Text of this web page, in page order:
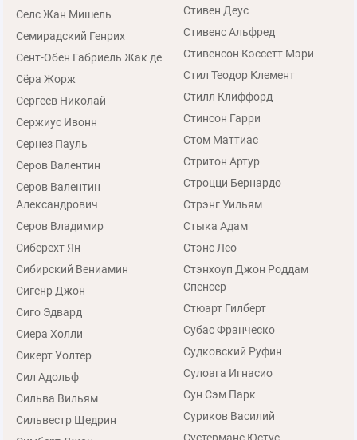
Селс Жан Мишель
Семирадский Генрих
Сент-Обен Габриель Жак де
Сёра Жорж
Сергеев Николай
Сержиус Ивонн
Сернез Пауль
Серов Валентин
Серов Валентин
Александрович
Серов Владимир
Сиберехт Ян
Сибирский Вениамин
Сигенр Джон
Сиго Эдвард
Сиера Холли
Сикерт Уолтер
Сил Адольф
Сильва Вильям
Сильвестр Щедрин
Стивен Деус
Стивенс Альфред
Стивенсон Кэссетт Мэри
Стил Теодор Клемент
Стилл Клиффорд
Стинсон Гарри
Стом Маттиас
Стритон Артур
Строцци Бернардо
Стрэнг Уильям
Стыка Адам
Стэнс Лео
Стэнхоуп Джон Роддам
Спенсер
Стюарт Гилберт
Субас Франческо
Судковский Руфин
Сулоага Игнасио
Сун Сэм Парк
Суриков Василий